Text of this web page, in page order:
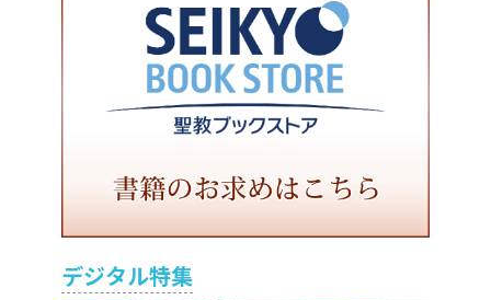
デジタル特集